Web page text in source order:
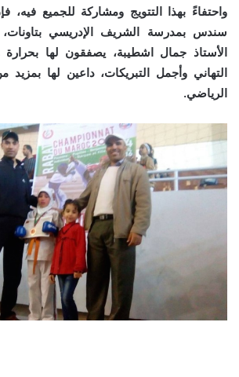
واحتفاءً بهذا التتويج ومشاركة للجميع
سندس بمدرسة الشريف الإدريسي بتاونات،
الأستاذ جمال اشطيبة، يصفقون لها بحرارة
التهاني وأجمل التبريكات، داعين لها
الرياضي.